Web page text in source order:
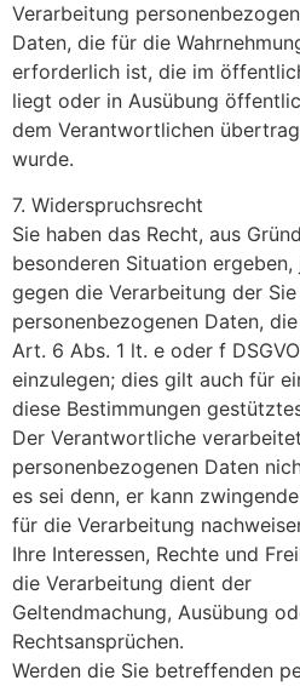
Verarbeitung
Daten, die für die
erforderlich ist, die im
liegt oder in Ausübung
dem Verantwortlichen
wurde.
7. Widerspruchsrecht
Sie haben das Recht, aus
besonderen Situation ergeben,
gegen die Verarbeitung der
personenbezogenen Daten,
Art. 6 Abs. 1 lt. e oder f
einzulegen; dies gilt auch für
diese Bestimmungen
Der Verantwortliche
personenbezogenen Daten
es sei denn, er kann
für die Verarbeitung
Ihre Interessen, Rechte und
die Verarbeitung dient der
Geltendmachung, Ausübung
Rechtsansprüchen.
Werden die Sie betreffenden